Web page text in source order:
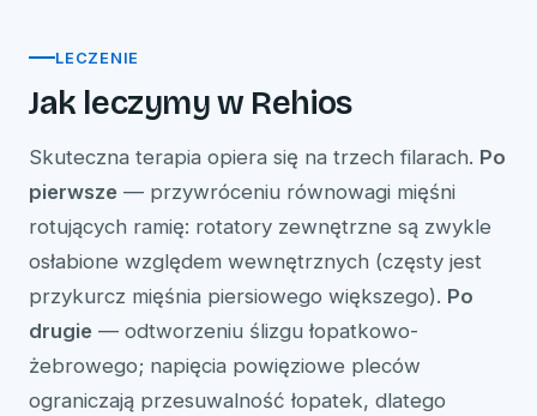
LECZENIE
Jak leczymy w Rehios
Skuteczna terapia opiera się na trzech filarach. Po
pierwsze — przywróceniu równowagi mięśni
rotujących ramię: rotatory zewnętrzne są zwykle
osłabione względem wewnętrznych (częsty jest
przykurcz mięśnia piersiowego większego). Po
drugie — odtworzeniu ślizgu łopatkowo-
żebrowego; napięcia powięziowe pleców
ograniczają przesuwalność łopatek, dlatego